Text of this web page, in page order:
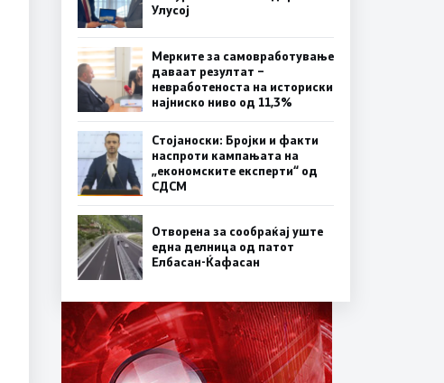
Улусој
Мерките за самовработување
даваат резултат –
невработеноста на историски
најниско ниво од 11,3%
Стојаноски: Бројки и факти
наспроти кампањата на
„економските експерти“ од
СДСM
Отворена за сообраќај уште
една делница од патот
Елбасан-Ќафасан